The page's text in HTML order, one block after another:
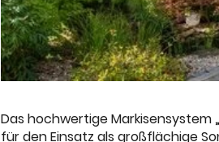
Das hochwertige Markisensystem
für den Einsatz als großflächige